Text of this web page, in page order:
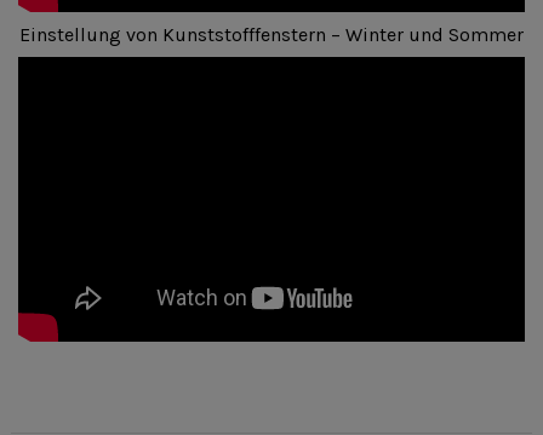
Einstellung von Kunststofffenstern – Winter und Sommer